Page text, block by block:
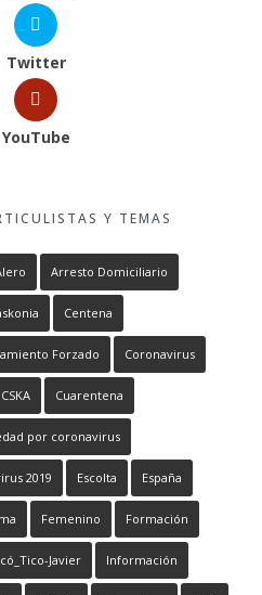
Twitter
YouTube
Y TEMAS
Arresto Domiciliario
Centena
Forzado Coronavirus
CSKA Cuarentena
por coronavirus
2019 Escolta España
Femenino Formación
Javier Información